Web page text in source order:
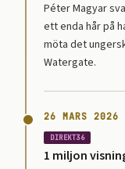
Péter Magyar
ett enda hår på
möta det
Watergate.
26 MARS 2026
DIREKT36
1 miljon